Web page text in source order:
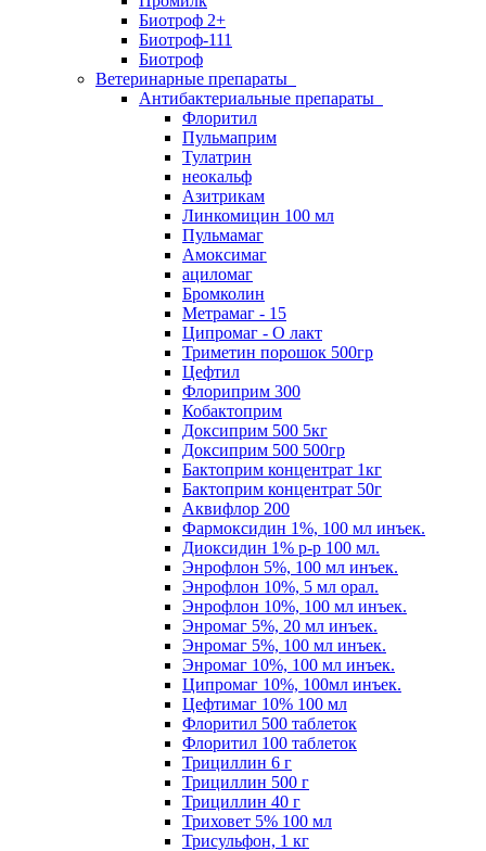
Биотроф 2+
Биотроф-111
Биотроф
Ветеринарные препараты
Антибактериальные препараты
Флоритил
Пульмаприм
Тулатрин
неокальф
Азитрикам
Линкомицин 100 мл
Пульмамаг
Амоксимаг
ациломаг
Бромколин
Метрамаг - 15
Ципромаг - О лакт
Триметин порошок 500гр
Цефтил
Флориприм 300
Кобактоприм
Доксиприм 500 5кг
Доксиприм 500 500гр
Бактоприм концентрат 1кг
Бактоприм концентрат 50г
Аквифлор 200
Фармоксидин 1%, 100 мл инъек.
Диоксидин 1% р-р 100 мл.
Энрофлон 5%, 100 мл инъек.
Энрофлон 10%, 5 мл орал.
Энрофлон 10%, 100 мл инъек.
Энромаг 5%, 20 мл инъек.
Энромаг 5%, 100 мл инъек.
Энромаг 10%, 100 мл инъек.
Ципромаг 10%, 100мл инъек.
Цефтимаг 10% 100 мл
Флоритил 500 таблеток
Флоритил 100 таблеток
Трициллин 6 г
Трициллин 500 г
Трициллин 40 г
Триховет 5% 100 мл
Трисульфон, 1 кг